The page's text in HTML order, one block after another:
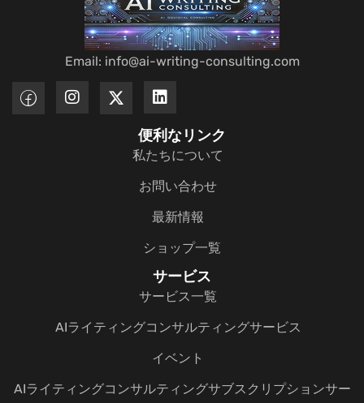
Email: info@ai-writing-consulting.com
便利なリンク
私たちについて
お問い合わせ
最新情報
ショップ一覧
サービス
サービス一覧
AIライティングコンサルティングサービス
イベント
AIライティングコンサルティングサブスクリプションサー